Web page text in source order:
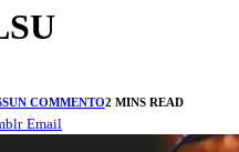
COMMENTO2 MINS READ
Email